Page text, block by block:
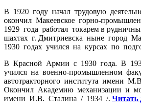
В 1920 году начал трудовую
окончил Макеевское горно-
1929 года работал токарем в
шахтах г. Дмитриевска ныне город
1930 годах учился на курсах по
В Красной Армии с 1930 года. В
учился на военно-промышленном
автотракторного института имени
Окончил Академию механизации и
имени И.В. Сталина / 1934 /. Читать